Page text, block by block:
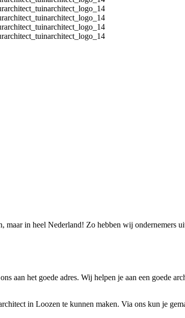
in heel Nederland! Zo hebben wij ondernemers
aan het goede adres. Wij helpen je aan een goede
in Loozen te kunnen maken. Via ons kun je